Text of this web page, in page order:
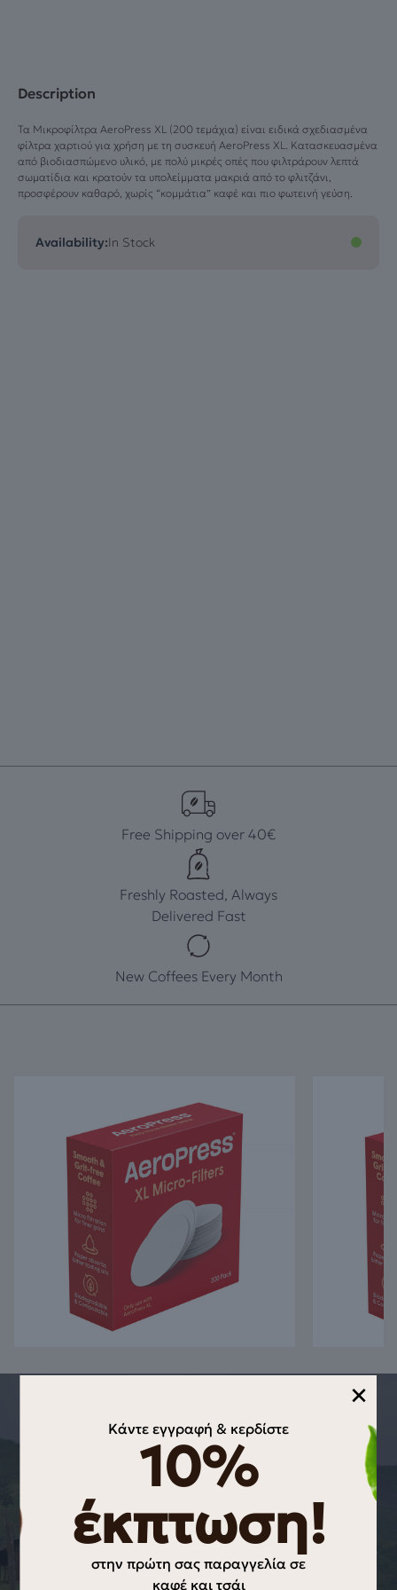
Description
Τα Μικροφίλτρα AeroPress XL (200 τεμάχια) είναι ειδικά σχεδιασμένα
φίλτρα χαρτιού για χρήση με τη συσκευή AeroPress XL. Κατασκευασμένα
από βιοδιασπώμενο υλικό, με πολύ μικρές οπές που φιλτράρουν λεπτά
σωματίδια και κρατούν τα υπολείμματα μακριά από το φλιτζάνι,
προσφέρουν καθαρό, χωρίς “κομμάτια” καφέ και πιο φωτεινή γεύση.
Availability:In Stock
Free Shipping over 40€
Freshly Roasted, Always
Delivered Fast
New Coffees Every Month
THE STORY OF THE PRODUCT
ORIGIN OF THE PRODUCT Aeropress
XL Paper filters (200pcs)
Η AeroPress έγινε γνωστή για τη συνδυαστική μέθοδο που
ενώνει στοιχεία από French press, pour-over και espresso.
Βικιπαίδεια +1 Με την κυκλοφορία της έκδοσης XL,
δημιούργησε και τα αντίστοιχα XL μικροφίλτρα που ταιριάζουν
στην μεγαλύτερη διάμετρο της συσκευής, διασφαλίζοντας
×
Κάντε εγγραφή & κερδίστε
10%
έκπτωση!
στην πρώτη σας παραγγελία σε
καφέ και τσάι